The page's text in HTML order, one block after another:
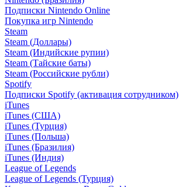
Подписки Nintendo Online
Покупка игр Nintendo
Steam
Steam (Доллары)
Steam (Индийские рупии)
Steam (Тайские баты)
Steam (Российские рубли)
Spotify
Подписки Spotify (активация сотрудником)
iTunes
iTunes (США)
iTunes (Турция)
iTunes (Польша)
iTunes (Бразилия)
iTunes (Индия)
League of Legends
League of Legends (Турция)